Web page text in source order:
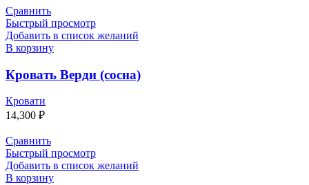
Сравнить
Быстрый просмотр
Добавить в список желаний
В корзину
Кровать Верди (сосна)
Кровати
14,300 ₽
Сравнить
Быстрый просмотр
Добавить в список желаний
В корзину